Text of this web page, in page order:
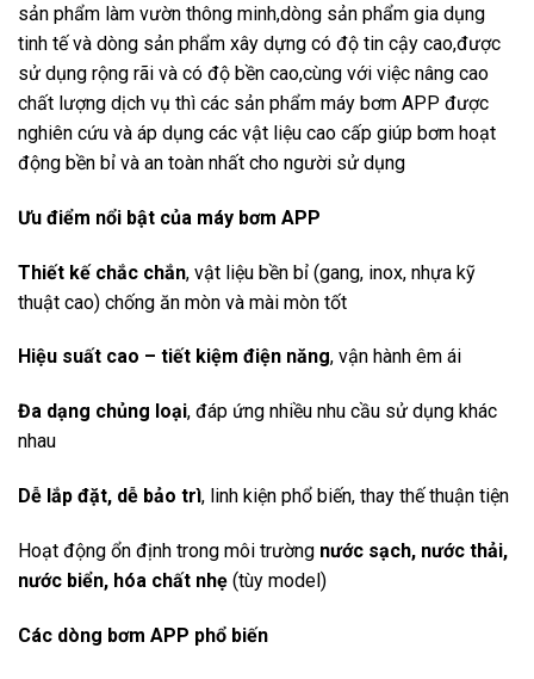
sản phẩm làm vườn thông minh,dòng sản phẩm gia dụng
tinh tế và dòng sản phẩm xây dựng có độ tin cậy cao,được
sử dụng rộng rãi và có độ bền cao,cùng với việc nâng cao
chất lượng dịch vụ thì các sản phẩm máy bơm APP được
nghiên cứu và áp dụng các vật liệu cao cấp giúp bơm hoạt
động bền bỉ và an toàn nhất cho người sử dụng
Ưu điểm nổi bật của máy bơm APP
Thiết kế chắc chắn, vật liệu bền bỉ (gang, inox, nhựa kỹ
thuật cao) chống ăn mòn và mài mòn tốt
Hiệu suất cao – tiết kiệm điện năng, vận hành êm ái
Đa dạng chủng loại, đáp ứng nhiều nhu cầu sử dụng khác
nhau
Dễ lắp đặt, dễ bảo trì, linh kiện phổ biến, thay thế thuận tiện
Hoạt động ổn định trong môi trường nước sạch, nước thải,
nước biển, hóa chất nhẹ (tùy model)
Các dòng bơm APP phổ biến